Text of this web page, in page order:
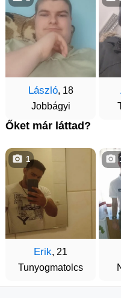
László, 18
Jobbágyi
Őket már láttad?
Erik, 21
Tunyogmatolcs
1